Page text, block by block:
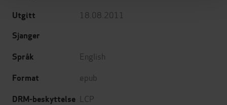
Utgitt 18.08.2011
Sjanger
Språk
English
Format epub
DRM-beskyttelse LCP